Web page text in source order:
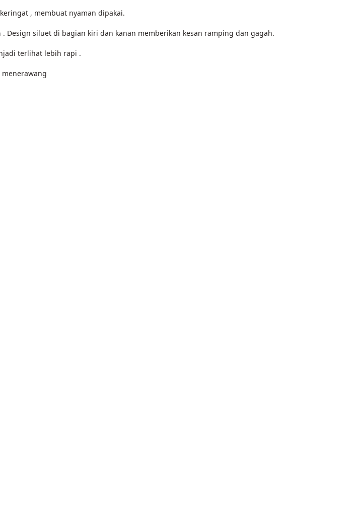
, membuat nyaman dipakai.
siluet di bagian kiri dan kanan memberikan kesan ramping dan gagah.
terlihat lebih rapi .